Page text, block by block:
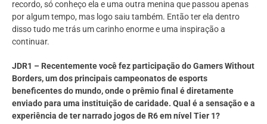
recordo, só conheço ela e uma outra menina que passou apenas
por algum tempo, mas logo saiu também. Então ter ela dentro
disso tudo me trás um carinho enorme e uma inspiração a
continuar.
JDR1 – Recentemente você fez participação do Gamers Without
Borders, um dos principais campeonatos de esports
beneficentes do mundo, onde o prêmio final é diretamente
enviado para uma instituição de caridade. Qual é a sensação e a
experiência de ter narrado jogos de R6 em nível Tier 1?